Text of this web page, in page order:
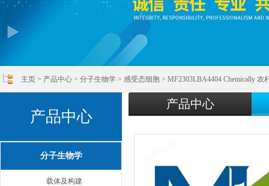
主页 > 产品中心 > 分子生物学 > 感受态细胞 > MF2303LBA4404 Chemically
产品中心
分子生物学
载体及构建
产品中心